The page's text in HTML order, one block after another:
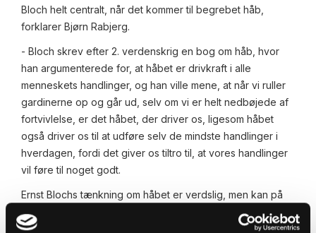
Bloch helt centralt, når det kommer til begrebet håb,
forklarer Bjørn Rabjerg.
- Bloch skrev efter 2. verdenskrig en bog om håb, hvor
han argumenterede for, at håbet er drivkraft i alle
menneskets handlinger, og han ville mene, at når vi ruller
gardinerne op og går ud, selv om vi er helt nedbøjede af
fortvivlelse, er det håbet, der driver os, ligesom håbet
også driver os til at udføre selv de mindste handlinger i
hverdagen, fordi det giver os tiltro til, at vores handlinger
vil føre til noget godt.
Ernst Blochs tænkning om håbet er verdslig, men kan på
sin vis sammenlignes med kirkefaderen Augustins
udlægning af håbet fra 300-400 tallet.